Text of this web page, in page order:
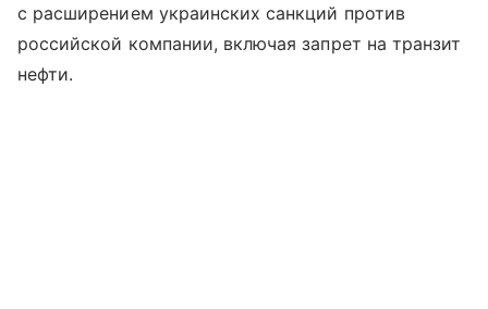
с расширением украинских санкций против
российской компании, включая запрет на транзит
нефти.